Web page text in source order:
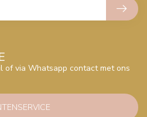
of via Whatsapp contact met ons